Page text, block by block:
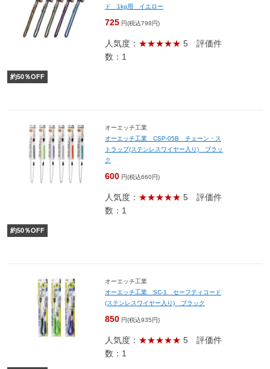
ド 1kg用 イエロー
725 円(税込798円)
人気度： ★★★★★ 5 評価件
数：1
約50％OFF
オーエッチ工業
オーエッチ工業 CSP-05B チェーン・ス
トラップ(ステンレスワイヤー入り) ブラッ
ク
600 円(税込660円)
人気度： ★★★★★ 5 評価件
数：1
約50％OFF
オーエッチ工業
オーエッチ工業 SC-1 セーフティコード
(ステンレスワイヤー入り) ブラック
850 円(税込935円)
人気度： ★★★★★ 5 評価件
数：1